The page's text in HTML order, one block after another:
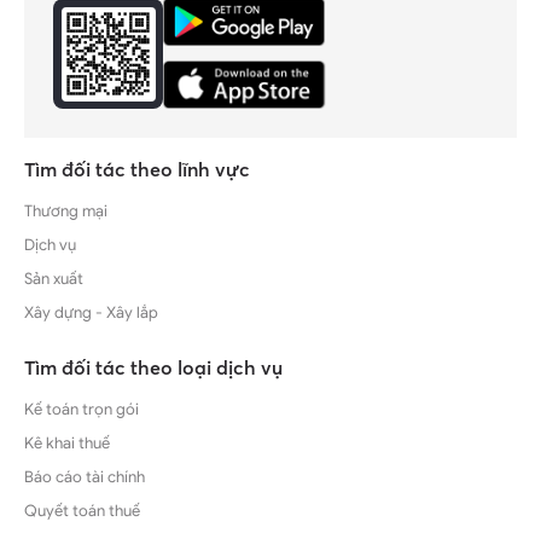
Tìm đối tác theo lĩnh vực
Thương mại
Dịch vụ
Sản xuất
Xây dựng - Xây lắp
Tìm đối tác theo loại dịch vụ
Kế toán trọn gói
Kê khai thuế
Báo cáo tài chính
Quyết toán thuế